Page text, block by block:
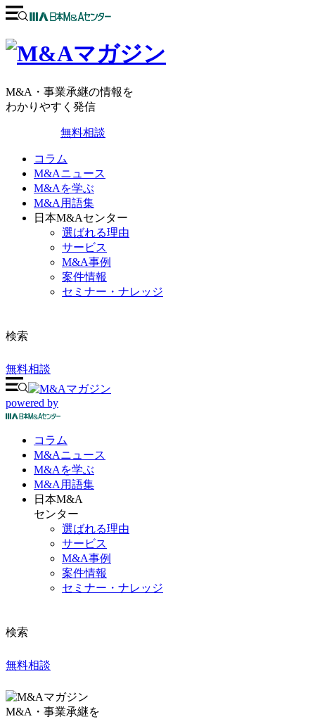
M&A・事業承継の情報を
わかりやすく発信
無料相談
コラム
M&Aニュース
M&Aを学ぶ
M&A用語集
日本M&Aセンター
選ばれる理由
サービス
M&A事例
案件情報
セミナー・ナレッジ
検索
無料相談
powered by
コラム
M&Aニュース
M&Aを学ぶ
M&A 用語集
日本M&A
センター
選ばれる理由
サービス
M&A事例
案件情報
セミナー・ナレッジ
検索
無料相談
M&A・事業承継を